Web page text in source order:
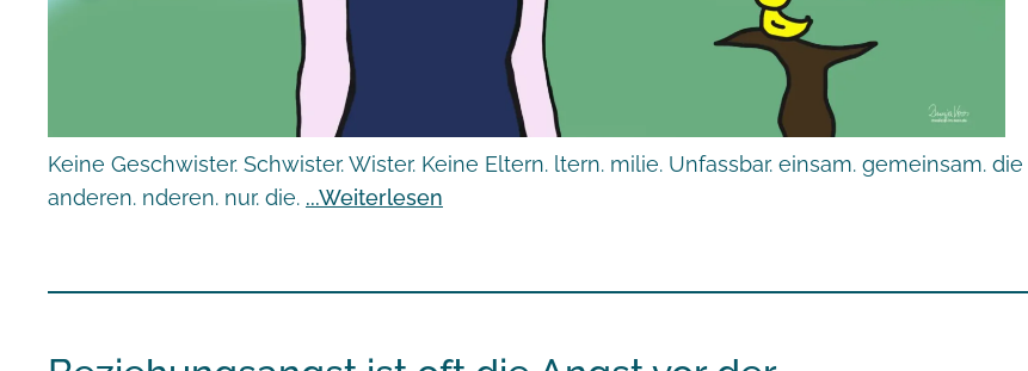
Keine Geschwister. Schwister. Wister. Keine Eltern. ltern. milie. Unfassbar. einsam. gemeinsam. die
anderen. nderen. nur. die.
Weiterlesen